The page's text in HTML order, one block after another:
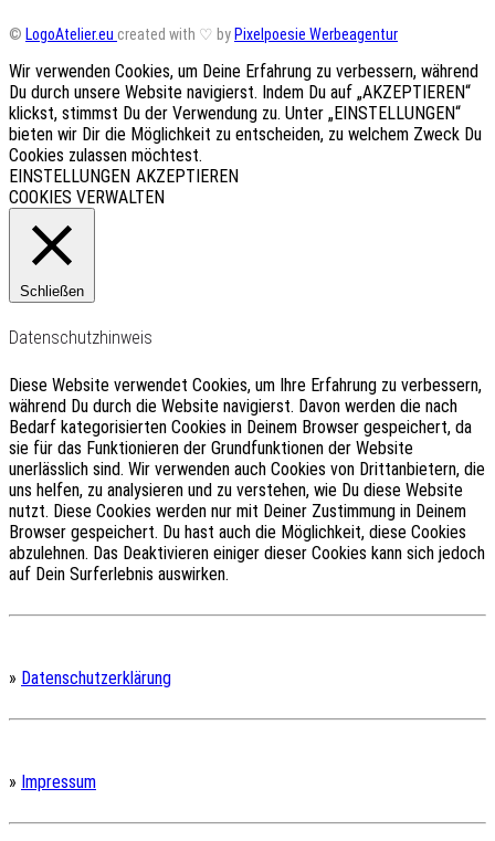
© LogoAtelier.eu created with ♡ by Pixelpoesie Werbeagentur
Wir verwenden Cookies, um Deine Erfahrung zu verbessern, während
Du durch unsere Website navigierst. Indem Du auf „AKZEPTIEREN“
klickst, stimmst Du der Verwendung zu. Unter „EINSTELLUNGEN“
bieten wir Dir die Möglichkeit zu entscheiden, zu welchem Zweck Du
Cookies zulassen möchtest.
EINSTELLUNGEN AKZEPTIEREN
COOKIES VERWALTEN
Schließen
Datenschutzhinweis
Diese Website verwendet Cookies, um Ihre Erfahrung zu verbessern,
während Du durch die Website navigierst. Davon werden die nach
Bedarf kategorisierten Cookies in Deinem Browser gespeichert, da
sie für das Funktionieren der Grundfunktionen der Website
unerlässlich sind. Wir verwenden auch Cookies von Drittanbietern, die
uns helfen, zu analysieren und zu verstehen, wie Du diese Website
nutzt. Diese Cookies werden nur mit Deiner Zustimmung in Deinem
Browser gespeichert. Du hast auch die Möglichkeit, diese Cookies
abzulehnen. Das Deaktivieren einiger dieser Cookies kann sich jedoch
auf Dein Surferlebnis auswirken.
» Datenschutzerklärung
» Impressum